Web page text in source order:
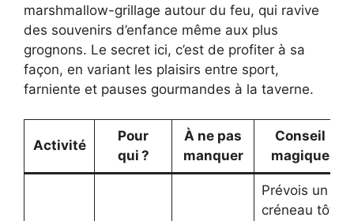
marshmallow-grillage autour du feu, qui ravive
des souvenirs d’enfance même aux plus
grognons. Le secret ici, c’est de profiter à sa
façon, en variant les plaisirs entre sport,
farniente et pauses gourmandes à la taverne.
Activité
Pour
qui ?
À ne pas
manquer
Conseil
magique
Prévois un
créneau tôt